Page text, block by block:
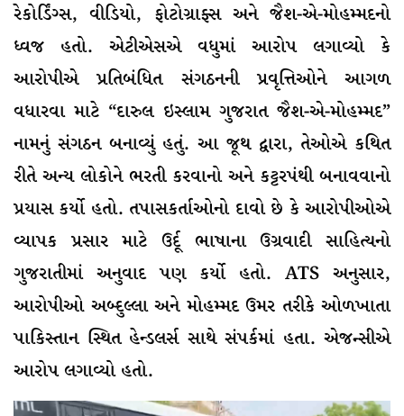
રેકોર્ડિંગ્સ, વીડિયો, ફોટોગ્રાફ્સ અને જૈશ-એ-મોહમ્મદનો
ધ્વજ હતો. એટીએસએ વધુમાં આરોપ લગાવ્યો કે
આરોપીએ પ્રતિબંધિત સંગઠનની પ્રવૃત્તિઓને આગળ
વધારવા માટે “દારુલ ઇસ્લામ ગુજરાત જૈશ-એ-મોહમ્મદ”
નામનું સંગઠન બનાવ્યું હતું. આ જૂથ દ્વારા, તેઓએ કથિત
રીતે અન્ય લોકોને ભરતી કરવાનો અને કટ્ટરપંથી બનાવવાનો
પ્રયાસ કર્યો હતો. તપાસકર્તાઓનો દાવો છે કે આરોપીઓએ
વ્યાપક પ્રસાર માટે ઉર્દૂ ભાષાના ઉગ્રવાદી સાહિત્યનો
ગુજરાતીમાં અનુવાદ પણ કર્યો હતો. ATS અનુસાર,
આરોપીઓ અબ્દુલ્લા અને મોહમ્મદ ઉમર તરીકે ઓળખાતા
પાકિસ્તાન સ્થિત હેન્ડલર્સ સાથે સંપર્કમાં હતા. એજન્સીએ
આરોપ લગાવ્યો હતો.